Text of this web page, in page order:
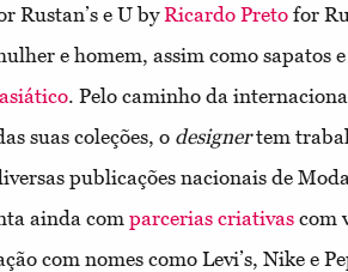
Rustan’s e U byRicardo Preto for
e homem, assim como sapatos
. Pelo caminho da
suas coleções, o designertem
publicações nacionais de
ainda com parcerias criativas com
com nomes como Levi’s, Nike e